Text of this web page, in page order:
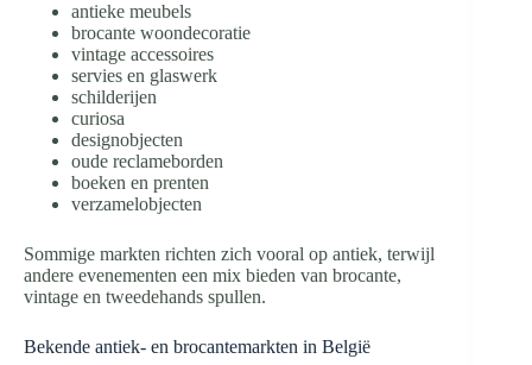
antieke meubels
brocante woondecoratie
vintage accessoires
servies en glaswerk
schilderijen
curiosa
designobjecten
oude reclameborden
boeken en prenten
verzamelobjecten
Sommige markten richten zich vooral op antiek, terwijl
andere evenementen een mix bieden van brocante,
vintage en tweedehands spullen.
Bekende antiek- en brocantemarkten in België